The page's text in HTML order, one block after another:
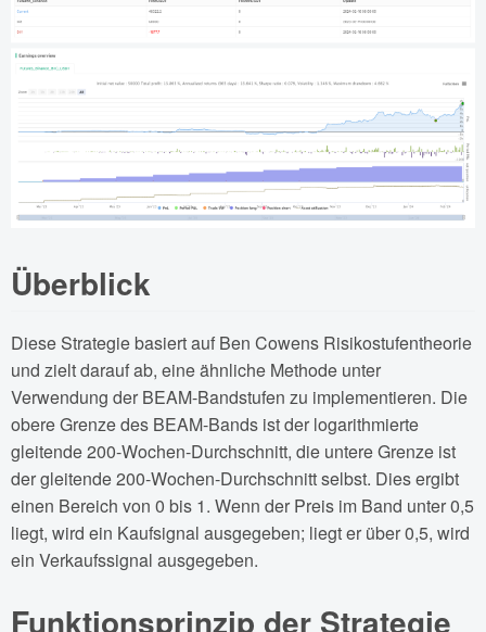
Überblick
Diese Strategie basiert auf Ben Cowens Risikostufentheorie
und zielt darauf ab, eine ähnliche Methode unter
Verwendung der BEAM-Bandstufen zu implementieren. Die
obere Grenze des BEAM-Bands ist der logarithmierte
gleitende 200-Wochen-Durchschnitt, die untere Grenze ist
der gleitende 200-Wochen-Durchschnitt selbst. Dies ergibt
einen Bereich von 0 bis 1. Wenn der Preis im Band unter 0,5
liegt, wird ein Kaufsignal ausgegeben; liegt er über 0,5, wird
ein Verkaufssignal ausgegeben.
Funktionsprinzip der Strategie